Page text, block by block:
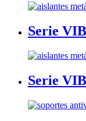
Serie
Serie